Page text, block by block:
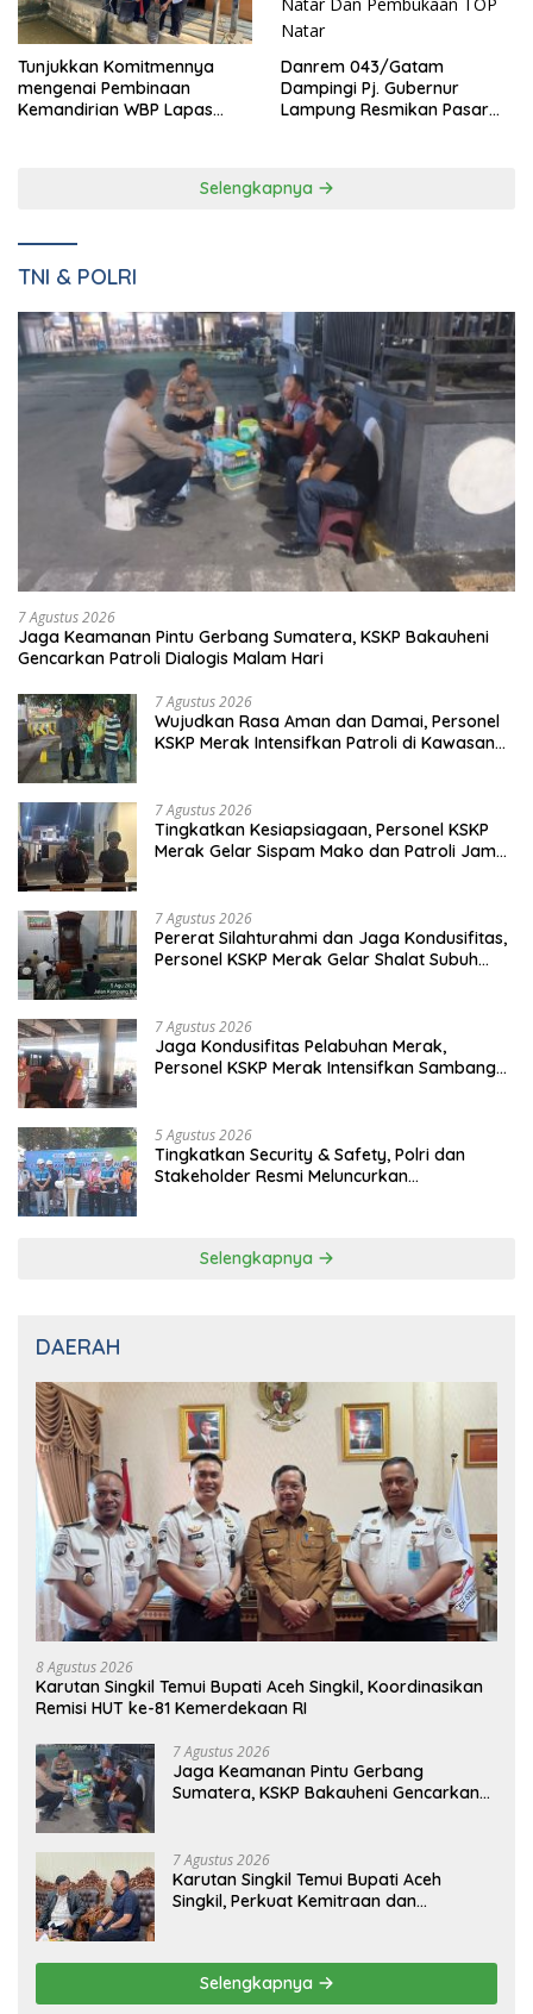
Tunjukkan Komitmennya
mengenai Pembinaan
Kemandirian WBP Lapas
Danrem 043/Gatam
Dampingi Pj. Gubernur
Lampung Resmikan Pasar
Selengkapnya
TNI & POLRI
7 Agustus 2026
Jaga Keamanan Pintu Gerbang Sumatera, KSKP Bakauheni
Gencarkan Patroli Dialogis Malam Hari
7 Agustus 2026
Wujudkan Rasa Aman dan Damai, Personel
KSKP Merak Intensifkan Patroli di Kawasan
7 Agustus 2026
Tingkatkan Kesiapsiagaan, Personel KSKP
Merak Gelar Sispam Mako dan Patroli Jam
7 Agustus 2026
Pererat Silahturahmi dan Jaga Kondusifitas,
Personel KSKP Merak Gelar Shalat Subuh
7 Agustus 2026
Jaga Kondusifitas Pelabuhan Merak,
Personel KSKP Merak Intensifkan Sambang
5 Agustus 2026
Tingkatkan Security & Safety, Polri dan
Stakeholder Resmi Meluncurkan
Selengkapnya
DAERAH
8 Agustus 2026
Karutan Singkil Temui Bupati Aceh Singkil, Koordinasikan
Remisi HUT ke-81 Kemerdekaan RI
7 Agustus 2026
Jaga Keamanan Pintu Gerbang
Sumatera, KSKP Bakauheni Gencarkan
7 Agustus 2026
Karutan Singkil Temui Bupati Aceh
Singkil, Perkuat Kemitraan dan
Selengkapnya